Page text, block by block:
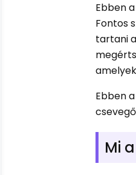
Ebben
Fontos
tartani
Ebben
Mi